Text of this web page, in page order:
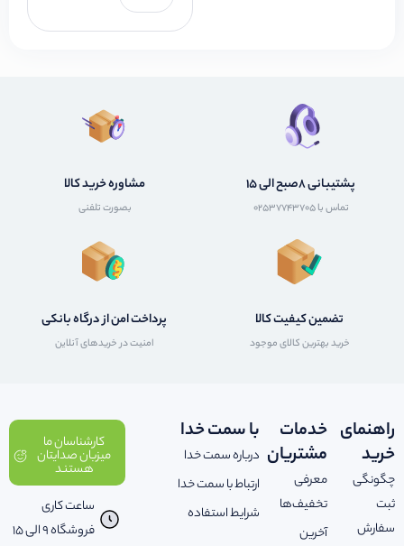
پشتیبانی 8صبح الی 15
تماس با 02537743705
مشاوره خرید کالا
بصورت تلفنی
تضمین کیفیت کالا
خرید بهترین کالای موجود
پرداخت امن از درگاه بانکی
امنیت در خریدهای آنلاین
راهنمای
خرید
چگونگی
ثبت
سفارش
خدمات
مشتریان
معرفی
تخفیف‌ها
آخرین
با سمت خدا
درباره سمت خدا
ارتباط با سمت خدا
شرایط استفاده
کارشناسان ما
میزبان صدایتان
هستند
ساعت کاری
فروشگاه 9 الی 15